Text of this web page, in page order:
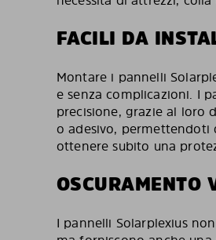
FACILI DA
Montare i pannelli
e senza complicazioni. I
precisione, grazie al loro
o adesivo, permettendoti
ottenere subito una
OSCURAMENTO
I pannelli Solarplexius